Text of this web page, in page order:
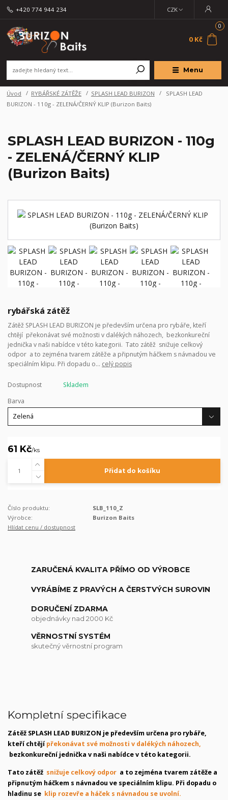
Menu
CZK
+420 774 944 234
0
0 Kč
Úvod RYBÁŘSKÉ ZÁTĚŽE SPLASH LEAD BURIZON
SPLASH LEAD
BURIZON - 110g - ZELENÁ/ČERNÝ KLIP (Burizon Baits)
SPLASH LEAD BURIZON - 110g
- ZELENÁ/ČERNÝ KLIP
(Burizon Baits)
rybářská zátěž
Zátěž SPLASH LEAD BURIZON je především určena pro rybáře, kteří
chtějí překonávat své možnosti v dalékých náhozech, bezkonkureční
jednička v naši nabídce v této kategorii. Tato zátěž snižuje celkový
odpor a to zejména tvarem zátěže a připnutým háčkem s návnadou ve
speciálním klipu. Při dopadu o... celý popis
Dostupnost
Skladem
Barva
61 Kč/ks
Přidat do košíku
Číslo produktu:
SLB_110_Z
Výrobce:
Burizon Baits
Hlídat cenu / dostupnost
ZARUČENÁ KVALITA PŘÍMO OD VÝROBCE
VYRÁBÍME Z PRAVÝCH A ČERSTVÝCH SUROVIN
DORUČENÍ ZDARMA
objednávky nad 2000 Kč
VĚRNOSTNÍ SYSTÉM
skutečný věrnostní program
Kompletní specifikace
Zátěž SPLASH LEAD BURIZON je především určena pro rybáře,
kteří chtějípřekonávat své možnosti v dalékých náhozech,
bezkonkureční jednička v naši nabídce v této kategorii.
Tato zátěž snižuje celkový odpor a to zejména tvarem zátěže a
připnutým háčkem s návnadou ve speciálním klipu. Při dopadu o
hladinu se klip rozevře a háček s návnadou se uvolní.